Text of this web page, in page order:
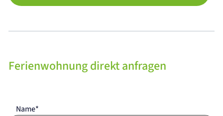
Ferienwohnung direkt anfragen
Name*